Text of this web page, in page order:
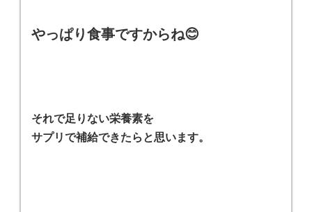
やっぱり食事ですからね😊
それで足りない栄養素を
サプリで補給できたらと思います。